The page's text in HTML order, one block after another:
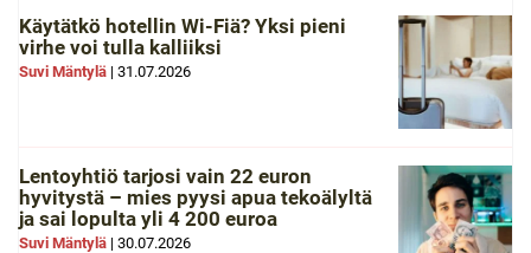
Käytätkö hotellin Wi-Fiä? Yksi pieni
virhe voi tulla kalliiksi
Suvi Mäntylä | 31.07.2026
Lentoyhtiö tarjosi vain 22 euron
hyvitystä – mies pyysi apua tekoälyltä
ja sai lopulta yli 4 200 euroa
Suvi Mäntylä | 30.07.2026